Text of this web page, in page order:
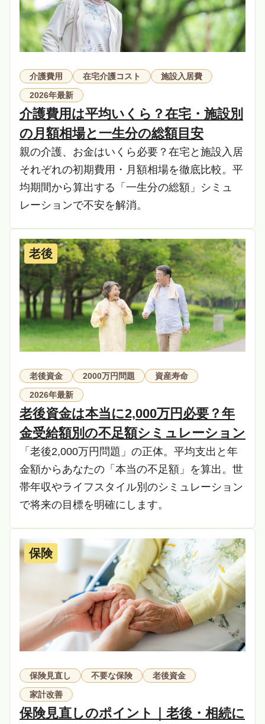
介護費用 在宅介護コスト
施設入居費
2026年最新
介護費用は平均いくら？在宅・施設別
の月額相場と一生分の総額目安
親の介護、お金はいくら必要？在宅と施設入居
それぞれの初期費用・月額相場を徹底比較。平
均期間から算出する「一生分の総額」シミュ
レーションで不安を解消。
老後
老後資金 2000万円問題
資産寿命
2026年最新
老後資金は本当に2,000万円必要？年
金受給額別の不足額シミュレーション
「老後2,000万円問題」の正体。平均支出と年
金額からあなたの「本当の不足額」を算出。世
帯年収やライフスタイル別のシミュレーション
で将来の目標を明確にします。
保険
保険見直し 不要な保険
老後資金
家計改善
保険見直しのポイント｜老後・相続に